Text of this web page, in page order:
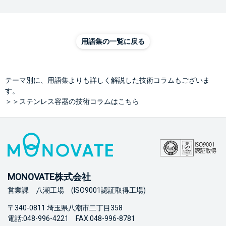
用語集の一覧に戻る
テーマ別に、用語集よりも詳しく解説した技術コラムもございま
す。
＞＞ステンレス容器の技術コラムはこちら
MONOVATE株式会社
営業課 八潮工場 (ISO9001認証取得工場)
〒340-0811 埼玉県八潮市二丁目358
電話:048-996-4221 FAX:048-996-8781